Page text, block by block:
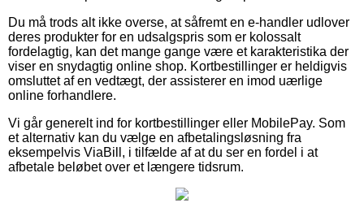
Du må trods alt ikke overse, at såfremt en e-handler udlover
deres produkter for en udsalgspris som er kolossalt
fordelagtig, kan det mange gange være et karakteristika der
viser en snydagtig online shop. Kortbestillinger er heldigvis
omsluttet af en vedtægt, der assisterer en imod uærlige
online forhandlere.
Vi går generelt ind for kortbestillinger eller MobilePay. Som
et alternativ kan du vælge en afbetalingsløsning fra
eksempelvis ViaBill, i tilfælde af at du ser en fordel i at
afbetale beløbet over et længere tidsrum.